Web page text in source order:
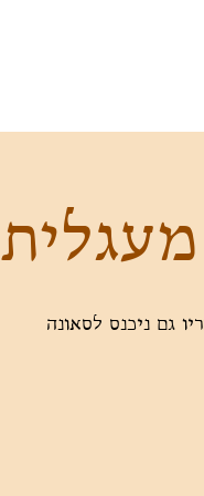
גם ניכנס לסאונה